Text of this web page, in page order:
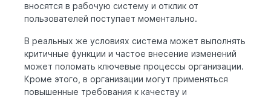
вносятся в рабочую систему и отклик от
пользователей поступает моментально.
В реальных же условиях система может выполнять
критичные функции и частое внесение изменений
может поломать ключевые процессы организации.
Кроме этого, в организации могут применяться
повышенные требования к качеству и